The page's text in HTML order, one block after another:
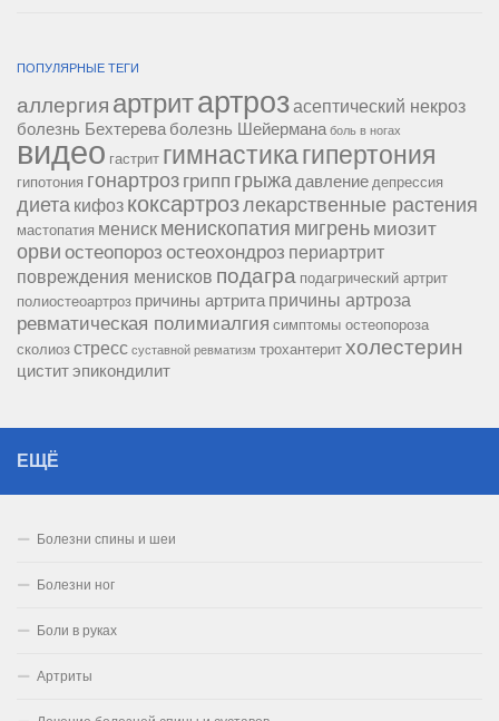
ПОПУЛЯРНЫЕ ТЕГИ
аллергия артритартрозасептический некроз
болезнь Бехтерева болезнь Шейермана боль в ногах
видео гастрит гимнастикагипертония
гипотония гонартроз грипп грыжа давление депрессия
диета кифоз коксартроз лекарственные растения
мастопатия мениск менископатия мигрень миозит
орви остеопороз остеохондроз периартрит
повреждения менисков подагра подагрический артрит
полиостеоартроз причины артрита причины артроза
ревматическая полимиалгия симптомы остеопороза
сколиоз стресс суставной ревматизм трохантерит холестерин
циститэпикондилит
ЕЩЁ
Болезни спины и шеи
Болезни ног
Боли в руках
Артриты